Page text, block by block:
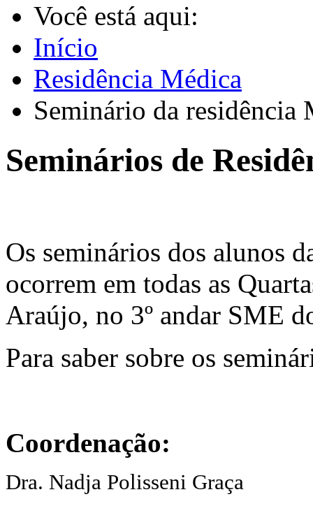
Você está aqui:
Início
Residência Médica
Seminário da residência
Seminários de
Os seminários dos alunos
ocorrem em todas as
Araújo, no 3º andar SME
Para saber sobre os
Coordenação:
Dra. Nadja Polisseni Graça